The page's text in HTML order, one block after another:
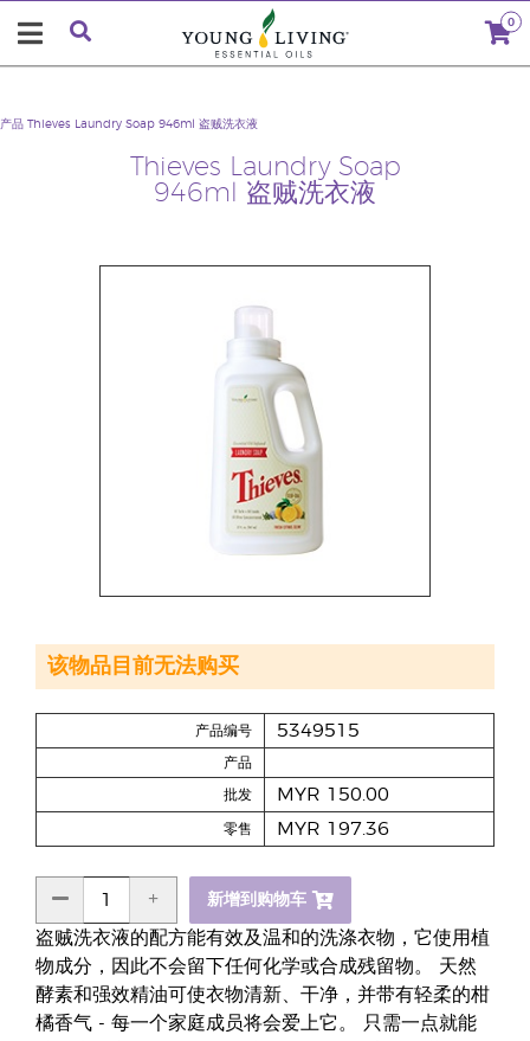
0
Thieves Laundry Soap
946ml 盗贼洗衣液
产品 Thieves Laundry Soap 946ml 盗贼洗衣液
盗贼洗衣液的配方能有效及温和的洗涤衣物，它使用植
物成分，因此不会留下任何化学或合成残留物。 天然
酵素和强效精油可使衣物清新、干净，并带有轻柔的柑
橘香气 - 每一个家庭成员将会爱上它。 只需一点就能
产品编号 5349515
产品
批发 MYR 150.00
零售 MYR 197.36
新增到购物车
该物品目前无法购买